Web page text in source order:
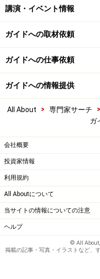
講演・イベント情報
ガイドへの取材依頼
ガイドへの仕事依頼
ガイドへの情報提供
All About > 専門家サーチ >
ガ
会社概要
投資家情報
利用規約
All Aboutについて
当サイトの情報についての注意
ヘルプ
© All
掲載の記事・写真・イラストなど、